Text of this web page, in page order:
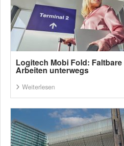
Logitech Mobi Fold:
Arbeiten unterwegs
Weiterlesen